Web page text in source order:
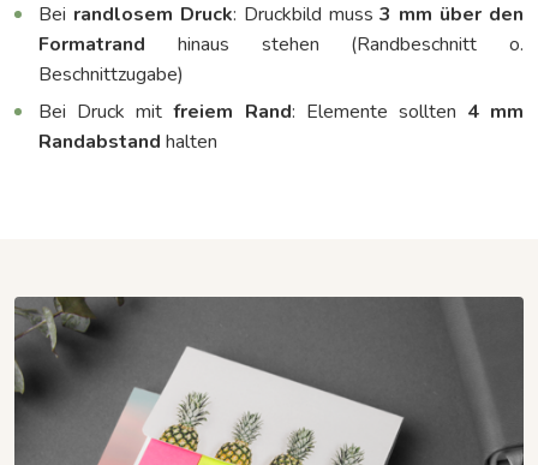
Bei randlosem Druck: Druckbild muss3 mm über den
Formatrand hinaus stehen (Randbeschnitt o.
Beschnittzugabe)
Bei Druck mitfreiem Rand: Elemente sollten 4 mm
Randabstand halten